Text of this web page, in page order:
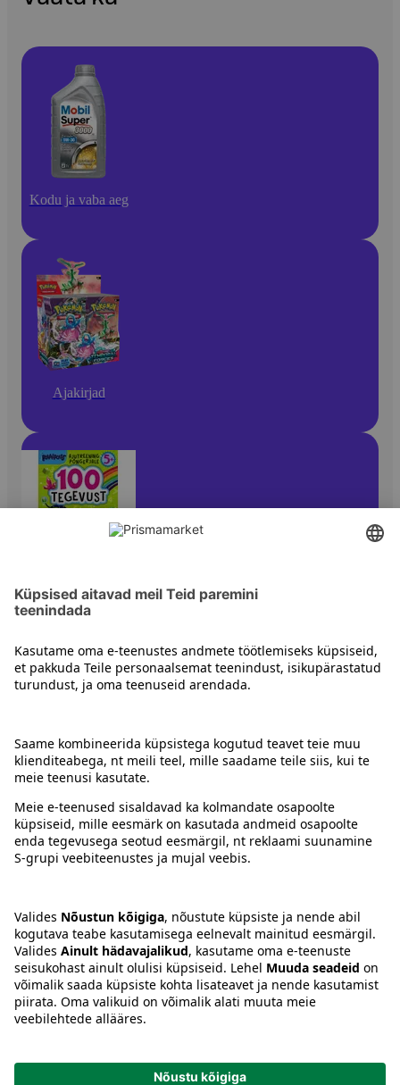
Kodu ja vaba aeg
Ajakirjad
Ajakirjad
Juhised
Tingimused
Keel:ETENRU